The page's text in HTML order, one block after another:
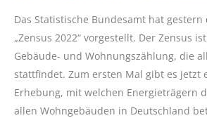
Das Statistische Bundesamt hat gestern
„Zensus 2022“ vorgestellt. Der Zensus
Gebäude- und Wohnungszählung, die
stattfindet. Zum ersten Mal gibt es jetzt
Erhebung, mit welchen Energieträgern
allen Wohngebäuden in Deutschland